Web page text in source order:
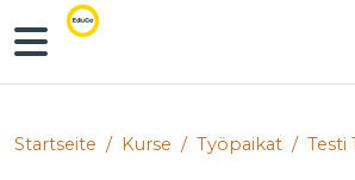
Zum Hauptinhalt
Website-Übersicht
Startseite Kurse Työpaikat Testi 1